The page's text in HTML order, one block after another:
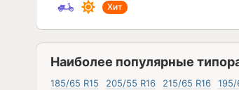
Хит
Наиболее популярные
185/65 R15 205/55 R16 215/65 R16 195/